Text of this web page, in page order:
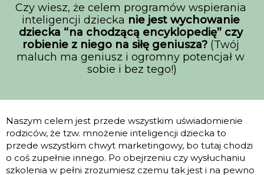
Czy wiesz, że celem programów wspierania
inteligencji dziecka nie jest wychowanie
dziecka “na chodzącą encyklopedię” czy
robienie z niego na siłę geniusza? (Twój
maluch ma geniusz i ogromny potencjał w
sobie i bez tego!)
Naszym celem jest przede wszystkim uświadomienie
rodziców, że tzw. mnożenie inteligencji dziecka to
przede wszystkim chwyt marketingowy, bo tutaj chodzi
o coś zupełnie innego. Po obejrzeniu czy wysłuchaniu
szkolenia w pełni zrozumiesz czemu tak jest i na pewno